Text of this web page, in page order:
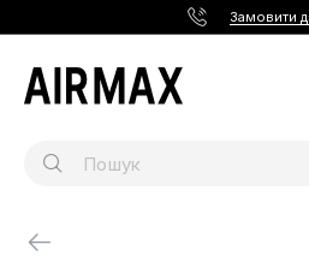
Замовити